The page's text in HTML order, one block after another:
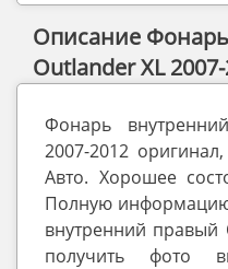
Описание
Outlander XL
Фонарь
2007-2012
Авто. Хорошее
Полную
внутренний правый
получить